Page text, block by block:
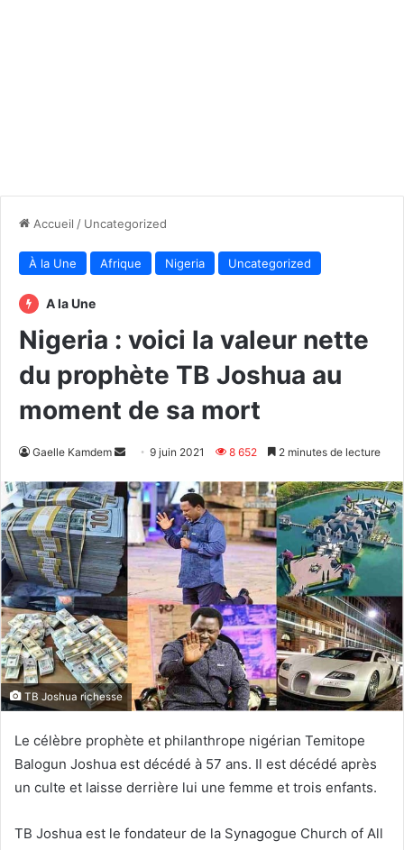
Accueil / Uncategorized
À la Une Afrique Nigeria Uncategorized
A la Une
Nigeria : voici la valeur nette
du prophète TB Joshua au
moment de sa mort
Gaelle Kamdem
Envoyer
courriel
9 juin 2021 8 652 2 minutes de lecture
TB Joshua richesse
Le célèbre prophète et philanthrope nigérian Temitope
Balogun Joshua est décédé à 57 ans. Il est décédé après
un culte et laisse derrière lui une femme et trois enfants.
TB Joshua est le fondateur de la Synagogue Church of All